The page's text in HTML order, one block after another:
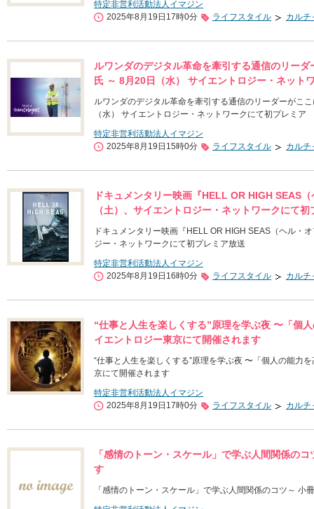
特定非営利活動法人イマジン
2025年8月19日17時0分
ライフスタイル カルチ
ルワンダのデジタル革命を牽引する通信のリー
氏 ～ 8月20日（水） サイエントロジー・ネット
ルワンダのデジタル革命を牽引する通信のリーダーが
（水） サイエントロジー・ネットワークにて初プレミア
特定非営利活動法人イマジン
2025年8月19日15時0分
ライフスタイル カルチ
ドキュメンタリー映画『HELL OR HIGH SEAS
（土）、サイエントロジー・ネットワークにて初
ドキュメンタリー映画『HELL OR HIGH SEAS（ヘル・
ジー・ネットワークにて初プレミア放送
特定非営利活動法人イマジン
2025年8月19日16時0分
ライフスタイル カルチ
“仕事と人生を楽しくする”原理を学ぶ夜 〜「個
イエントロジー東京にて開催されます
“仕事と人生を楽しくする”原理を学ぶ夜 〜「個人の能力
京にて開催されます
特定非営利活動法人イマジン
2025年8月19日17時0分
ライフスタイル カルチ
「感情のトーン・スケール」で学ぶ人間関係の
す
「感情のトーン・スケール」で学ぶ人間関係のコツ～ 小